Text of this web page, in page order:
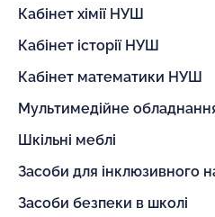
Кабінет хімії НУШ
Кабінет історії НУШ
Кабінет математики НУШ
Мультимедійне
Шкільні меблі
Засоби для інклюзивного
Засоби безпеки в школі